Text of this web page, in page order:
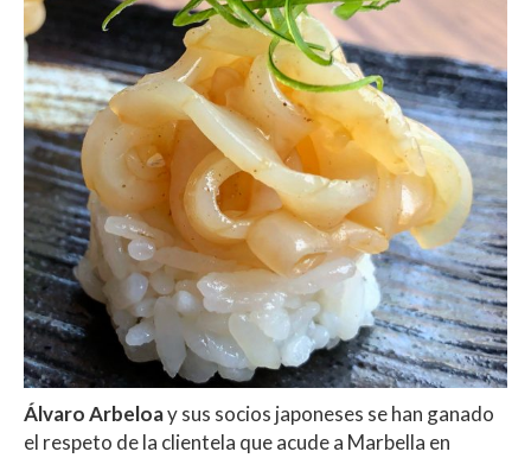
Álvaro Arbeloay sus socios japoneses se han ganado
el respeto de la clientela que acude a Marbella en